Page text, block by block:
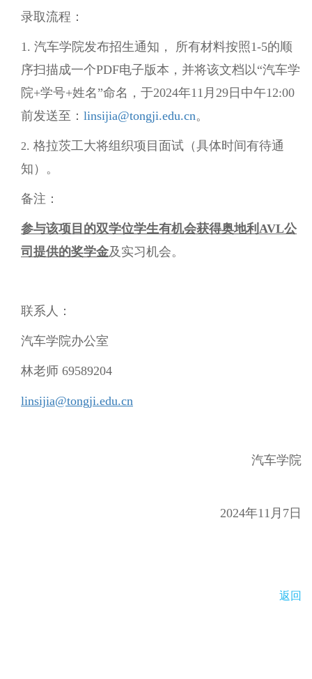
录取流程：
1. 汽车学院发布招生通知， 所有材料按照1-5的顺
序扫描成一个PDF电子版本，并将该文档以“汽车学
院+学号+姓名”命名，于2024年11月29日中午12:00
前发送至： linsijia@tongji.edu.cn。
2. 格拉茨工大将组织项目面试（具体时间有待通
知）。
备注：
参与该项目的双学位学生有机会获得奥地利AVL公
司提供的奖学金及实习机会。
联系人：
汽车学院办公室
林老师 69589204
linsijia@tongji.edu.cn
汽车学院
2024年11月7日
返回